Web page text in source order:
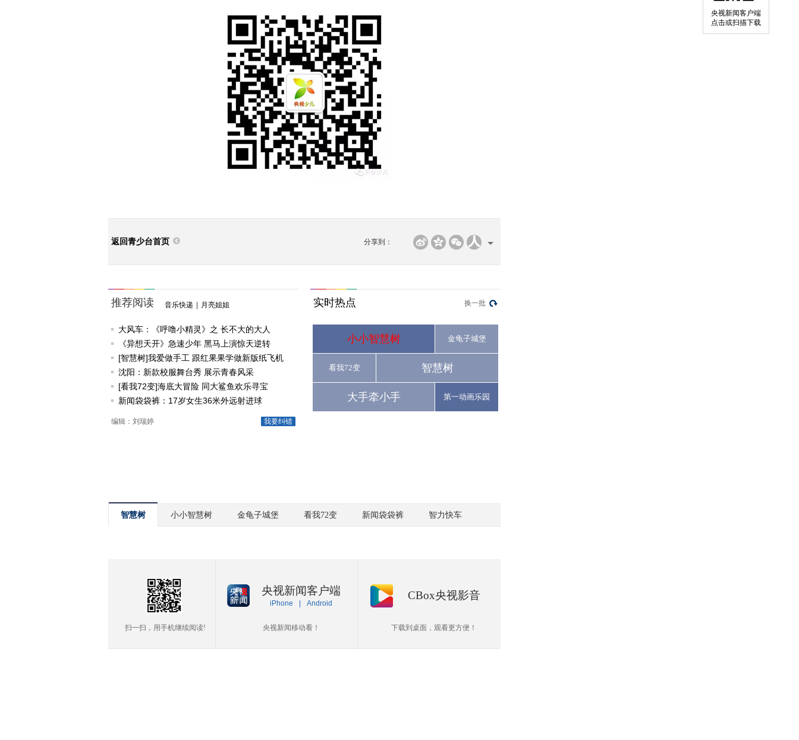
央视新闻客户端
点击或扫描下载
返回青少台首页 分享到：
推荐阅读 音乐快递 | 月亮姐姐
大风车：《呼噜小精灵》之 长不大的大人
《异想天开》急速少年 黑马上演惊天逆转
[智慧树]我爱做手工 跟红果果学做新版纸飞机
沈阳：新款校服舞台秀 展示青春风采
[看我72变]海底大冒险 同大鲨鱼欢乐寻宝
新闻袋袋裤：17岁女生36米外远射进球
我要纠错
编辑：刘瑞婷
实时热点 换一批
小小智慧树 金龟子城堡
看我72变 智慧树
大手牵小手 第一动画乐园
智慧树 小小智慧树 金龟子城堡 看我72变 新闻袋袋裤 智力快车
扫一扫，用手机继续阅读!
央视新闻客户端
iPhone | Android
央视新闻移动看！
CBox央视影音
下载到桌面，观看更方便！